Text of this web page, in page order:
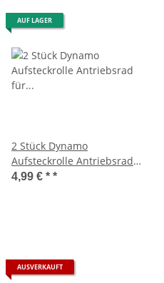
AUF LAGER
2 Stück Dynamo
Aufsteckrolle Antriebsrad
für Fahrraddynamo Ø 16
4,99 € * *
AUSVERKAUFT